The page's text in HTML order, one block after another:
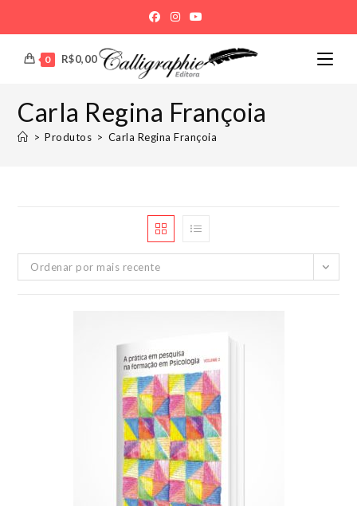
conteúdo
0 R$0,00
Carla Regina Françoia
> Produtos > Carla Regina Françoia
Ordenar por mais recente